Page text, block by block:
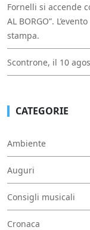
Fornelli si accende
AL BORGO”.
stampa.
Scontrone, il 10
CATEGORIE
Ambiente
Auguri
Consigli musicali
Cronaca